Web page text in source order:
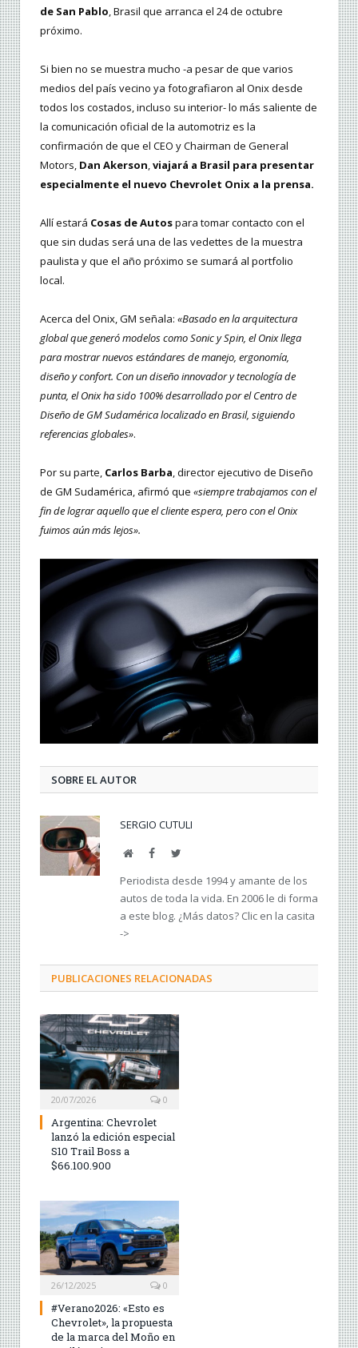
de San Pablo , Brasil que arranca el 24 de octubre
próximo.
Si bien no se muestra mucho -a pesar de que varios
medios del país vecino ya fotografiaron al Onix desde
todos los costados, incluso su interior- lo más saliente de
la comunicación oficial de la automotriz es la
confirmación de que el CEO y Chairman de General
Motors, Dan Akerson,viajará a Brasil para presentar
especialmente el nuevo Chevrolet Onix a la prensa.
Allí estará Cosas de Autospara tomar contacto con el
que sin dudas será una de las vedettes de la muestra
paulista y que el año próximo se sumará al portfolio
local.
Acerca del Onix, GM señala: «Basado en la arquitectura
global que generó modelos como Sonic y Spin, el Onix llega
para mostrar nuevos estándares de manejo, ergonomía,
diseño y confort. Con un diseño innovador y tecnología de
punta, el Onix ha sido 100% desarrollado por el Centro de
Diseño de GM Sudamérica localizado en Brasil, siguiendo
referencias globales».
Por su parte, Carlos Barba, director ejecutivo de Diseño
de GM Sudamérica, afirmó que «siempre trabajamos con el
fin de lograr aquello que el cliente espera, pero con el Onix
fuimos aún más lejos».
SOBRE EL AUTOR
SERGIO CUTULI
WebFacebookTwitter
Periodista desde 1994 y amante de los
autos de toda la vida. En 2006 le di forma
a este blog. ¿Más datos? Clic en la casita
->
PUBLICACIONES RELACIONADAS
20/07/2026 0
Argentina: Chevrolet
lanzó la edición especial
S10 Trail Boss a
$66.100.900
26/12/2025 0
#Verano2026: «Esto es
Chevrolet», la propuesta
de la marca del Moño en